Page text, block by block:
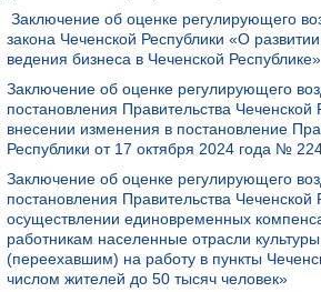
Заключение об оценке регулирующего
закона Чеченской Республики «О развитии
ведения бизнеса в Чеченской Республике»
Заключение об оценке регулирующего
постановления Правительства Чеченской
внесении изменения в постановление
Республики от 17 октября 2024 года №
Заключение об оценке регулирующего
постановления Правительства Чеченской
осуществлении единовременных
работникам населенные отрасли
(переехавшим) на работу в пункты
числом жителей до 50 тысяч человек»